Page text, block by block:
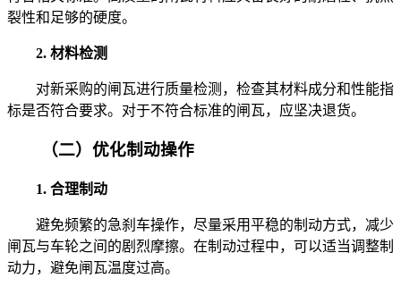
裂性和足够的硬度。
2. 材料检测
对新采购的闸瓦进行质量检测，检查其材料成分和性能指
标是否符合要求。对于不符合标准的闸瓦，应坚决退货。
（二）优化制动操作
1. 合理制动
避免频繁的急刹车操作，尽量采用平稳的制动方式，减少
闸瓦与车轮之间的剧烈摩擦。在制动过程中，可以适当调整制
动力，避免闸瓦温度过高。